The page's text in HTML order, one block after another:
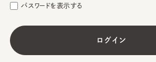
パスワードを表示する